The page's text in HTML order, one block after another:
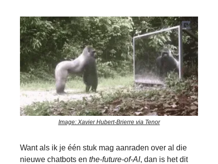
Image: Xavier Hubert-Brierre via Tenor
Want als ik je één stuk mag aanraden over al die
nieuwe chatbots en the-future-of-AI, dan is het dit